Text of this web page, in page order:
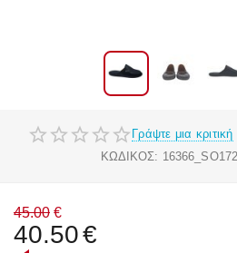
Γράψτε μια κριτική
ΚΩΔΙΚΟΣ:
45.00 €
40.50€